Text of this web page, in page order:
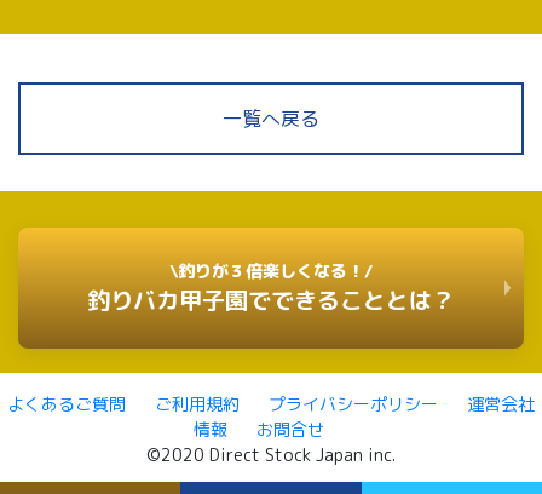
一覧へ戻る
\釣りが３倍楽しくなる！/
釣りバカ甲子園でできることとは？
よくあるご質問 ご利用規約 プライバシーポリシー
運営会社
情報
お問合せ
©2020 Direct Stock Japan inc.